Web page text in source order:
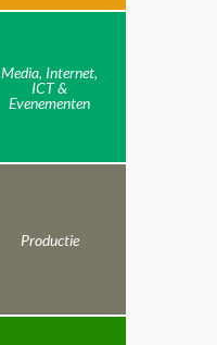
Media, Internet,
ICT &
Evenementen
Productie